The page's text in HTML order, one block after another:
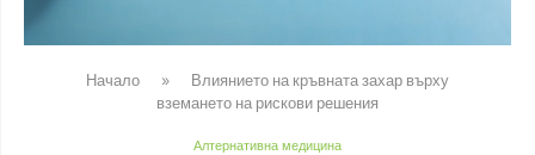
Начало »
Влиянието на кръвната захар върху
вземането на рискови решения
Алтернативна медицина